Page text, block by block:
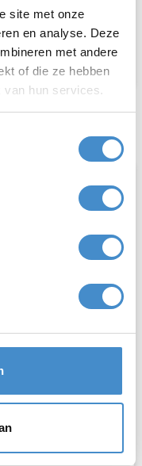
site met onze
en analyse. Deze
met andere
of die ze hebben
van hun services.
producten?